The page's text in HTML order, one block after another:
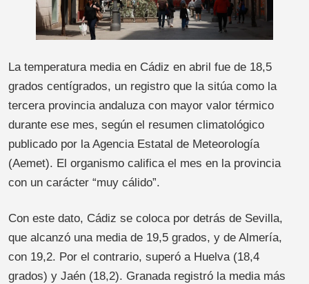
La temperatura media en Cádiz en abril fue de 18,5
grados centígrados, un registro que la sitúa como la
tercera provincia andaluza con mayor valor térmico
durante ese mes, según el resumen climatológico
publicado por la Agencia Estatal de Meteorología
(Aemet). El organismo califica el mes en la provincia
con un carácter “muy cálido”.
Con este dato, Cádiz se coloca por detrás de Sevilla,
que alcanzó una media de 19,5 grados, y de Almería,
con 19,2. Por el contrario, superó a Huelva (18,4
grados) y Jaén (18,2). Granada registró la media más